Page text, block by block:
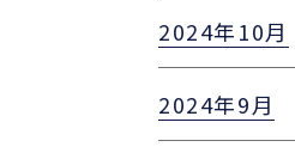
2024年10月
2024年9月